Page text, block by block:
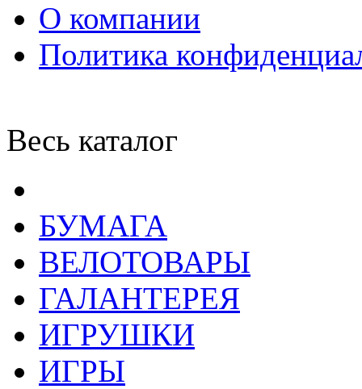
О компании
Политика
Весь каталог
БУМАГА
ВЕЛОТОВАРЫ
ГАЛАНТЕРЕЯ
ИГРУШКИ
ИГРЫ